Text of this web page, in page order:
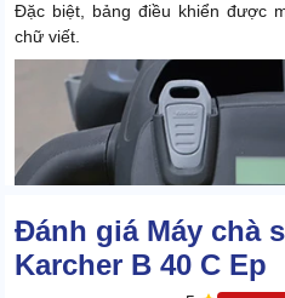
Đặc biệt, bảng điều khiển được
chữ viết.
Đánh giá Máy chà
Karcher B 40 C Ep